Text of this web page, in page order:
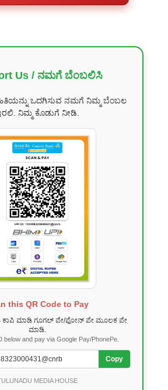
Us / ನಮಗೆ ಬೆಂಬಲಿಸಿ
ಒದಗಿಸುವ ನಮಗೆ ನಿಮ್ಮ ಬೆಂಬಲ
ನಿಮ್ಮ ಕೊಡುಗೆ ನೀಡಿ.
this QR Code to Pay
ಮಾಡಿ ಗೂಗಲ್ ಪೇ/ಫೋನ್ ಪೇ ಮೂಲಕ ಪೇ
ಮಾಡಿ.
below and pay via Google Pay/PhonePe.
Copy
MEDIA HOUSE